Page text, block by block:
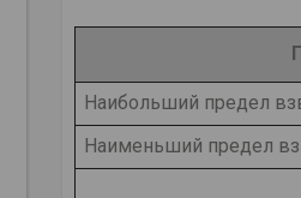
Наибольший предел
Наименьший предел